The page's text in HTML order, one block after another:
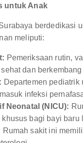
untuk Anak
berdedikasi
meliputi:
Pemeriksaan rutin,
dan
Departemen
infeksi
Neonatal (NICU):
bagi bayi baru
Rumah sakit ini